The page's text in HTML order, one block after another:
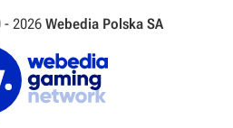
- 2026 Webedia Polska SA